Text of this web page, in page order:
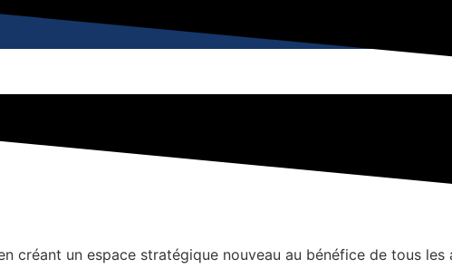
créant un espace stratégique nouveau au bénéfice de tous les